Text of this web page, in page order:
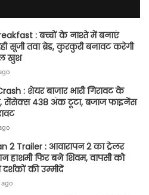
: बच्चों के नाश्ते में बनाएं
सूजी तवा ब्रेड, कुरकुरी बनावट करेगी
खुश
: शेयर बाजार भारी गिरावट के
सेंसेक्स 438 अंक टूटा, बजाज फाइनेंस
2 Trailer : आवारापन 2 का ट्रेलर
हाशमी फिर बने शिवम, वापसी को
की उम्मीदें